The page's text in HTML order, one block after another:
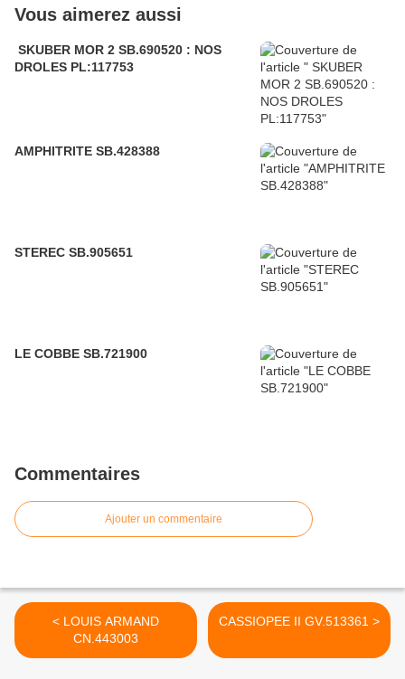
Vous aimerez aussi
SKUBER MOR 2 SB.690520 : NOS
DROLES PL:117753
AMPHITRITE SB.428388
STEREC SB.905651
LE COBBE SB.721900
Commentaires
Ajouter un commentaire
< LOUIS ARMAND
CN.443003
CASSIOPEE II GV.513361 >